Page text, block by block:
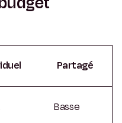
Partagé
Basse